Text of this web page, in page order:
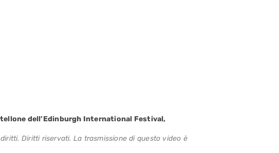
dell’Edinburgh International Festival,
Diritti riservati. La trasmissione di questo video è